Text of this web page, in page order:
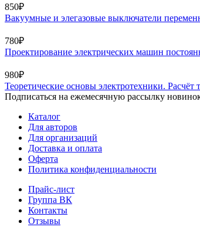
850₽
Вакуумные и элегазовые выключатели
780₽
Проектирование электрических машин
980₽
Теоретические основы электротехники.
Подписаться на ежемесячную рассылку
Каталог
Для авторов
Для организаций
Доставка и оплата
Оферта
Политика конфиденциальности
Прайс-лист
Группа ВК
Контакты
Отзывы